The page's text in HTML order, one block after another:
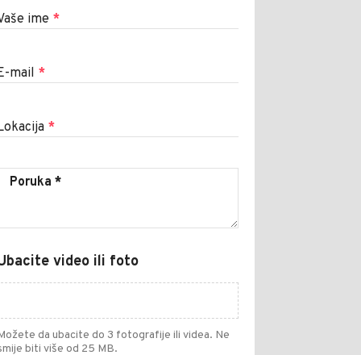
ime *
mail *
*
video ili foto
da ubacite do 3 fotografije ili videa. Ne
biti više od 25 MB.